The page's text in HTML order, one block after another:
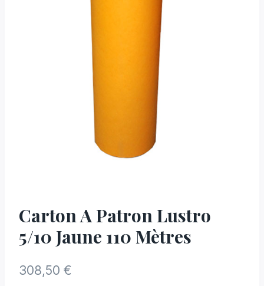
Carton A Patron Lustro
5/10 Jaune 110 Mètres
308,50 €